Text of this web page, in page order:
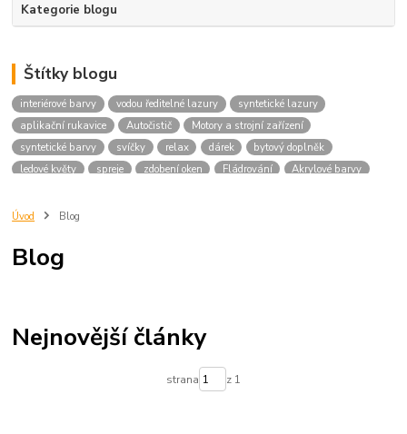
Kategorie blogu
Štítky blogu
interiérové barvy vodou ředitelné lazury
syntetické lazury
aplikační rukavice
Autočistič
Motory a strojní zařízení
syntetické barvy
svíčky relax dárek
bytový doplněk
ledové květy
spreje zdobení oken Fládrování
Akrylové barvy
údržba venkovních ploch údržba zahrady
ochrana dřeva
barvy do kuchyně / ložnice / koupelny / dětského pokoje
domácí mazlíčci a zápac
Interiérové barvy Barvy na objednávku
Úvod Blog
Blog
Nejnovější články
strana z 1